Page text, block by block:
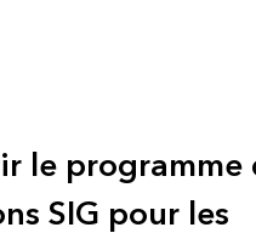
le programme
SIG pour les